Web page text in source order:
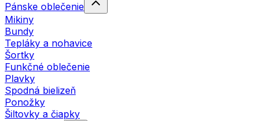
Pánske oblečenie
Mikiny
Bundy
Tepláky a nohavice
Šortky
Funkčné oblečenie
Plavky
Spodná bielizeň
Ponožky
Šiltovky a čiapky